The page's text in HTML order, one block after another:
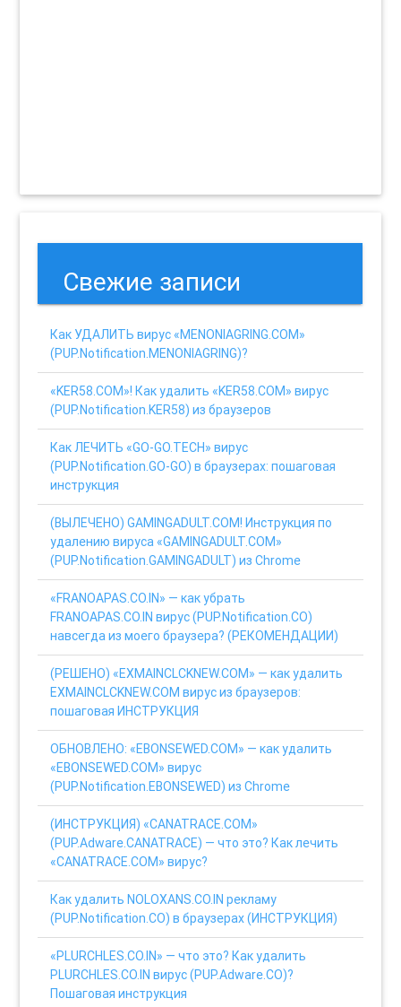
Свежие записи
Как УДАЛИТЬ вирус «MENONIAGRING.COM»
(PUP.Notification.MENONIAGRING)?
«KER58.COM»! Как удалить «KER58.COM» вирус
(PUP.Notification.KER58) из браузеров
Как ЛЕЧИТЬ «GO-GO.TECH» вирус
(PUP.Notification.GO-GO) в браузерах: пошаговая
инструкция
(ВЫЛЕЧЕНО) GAMINGADULT.COM! Инструкция по
удалению вируса «GAMINGADULT.COM»
(PUP.Notification.GAMINGADULT) из Chrome
«FRANOAPAS.CO.IN» — как убрать
FRANOAPAS.CO.IN вирус (PUP.Notification.CO)
навсегда из моего браузера? (РЕКОМЕНДАЦИИ)
(РЕШЕНО) «EXMAINCLCKNEW.COM» — как удалить
EXMAINCLCKNEW.COM вирус из браузеров:
пошаговая ИНСТРУКЦИЯ
ОБНОВЛЕНО: «EBONSEWED.COM» — как удалить
«EBONSEWED.COM» вирус
(PUP.Notification.EBONSEWED) из Chrome
(ИНСТРУКЦИЯ) «CANATRACE.COM»
(PUP.Adware.CANATRACE) — что это? Как лечить
«CANATRACE.COM» вирус?
Как удалить NOLOXANS.CO.IN рекламу
(PUP.Notification.CO) в браузерах (ИНСТРУКЦИЯ)
«PLURCHLES.CO.IN» — что это? Как удалить
PLURCHLES.CO.IN вирус (PUP.Adware.CO)?
Пошаговая инструкция